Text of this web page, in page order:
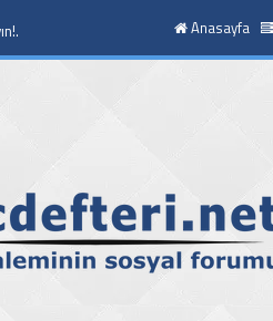
Anasayfa